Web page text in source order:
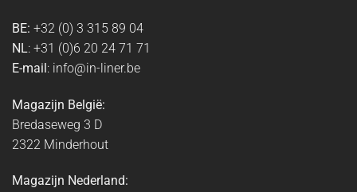
BE: +32 (0) 3 315 89 04
NL: +31 (0)6 20 24 71 71
E-mail: info@in-liner.be
Magazijn België:
Bredaseweg 3 D
2322 Minderhout
Magazijn Nederland: